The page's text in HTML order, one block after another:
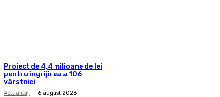
Proiect de 4,4 milioane de lei
pentru îngrijirea a 106
vârstnici
Actualităţi 6 august 2026